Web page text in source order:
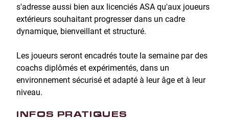
s'adresse aussi bien aux licenciés ASA qu'aux joueurs
extérieurs souhaitant progresser dans un cadre
dynamique, bienveillant et structuré.
Les joueurs seront encadrés toute la semaine par des
coachs diplômés et expérimentés, dans un
environnement sécurisé et adapté à leur âge et à leur
niveau.
INFOS PRATIQUES